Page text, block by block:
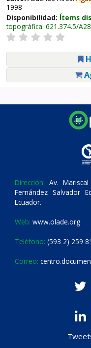
1998
Disponibilidad: Ítems
topográfica: 621.374.5/
Dirección: Av.
Fernández Salvador
Ecuador.
Web: www.olade.org
Teléfono: (593 2) 259
Correo: